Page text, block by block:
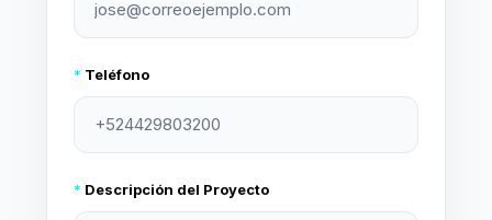
* Teléfono
* Descripción del Proyecto